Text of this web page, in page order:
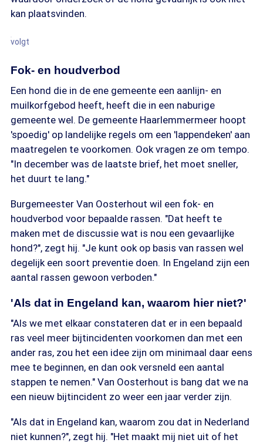
kan plaatsvinden.
volgt
Fok- en houdverbod
Een hond die in de ene gemeente een aanlijn- en
muilkorfgebod heeft, heeft die in een naburige
gemeente wel. De gemeente Haarlemmermeer hoopt
'spoedig' op landelijke regels om een 'lappendeken' aan
maatregelen te voorkomen. Ook vragen ze om tempo.
"In december was de laatste brief, het moet sneller,
het duurt te lang."
Burgemeester Van Oosterhout wil een fok- en
houdverbod voor bepaalde rassen. "Dat heeft te
maken met de discussie wat is nou een gevaarlijke
hond?", zegt hij. "Je kunt ook op basis van rassen wel
degelijk een soort preventie doen. In Engeland zijn een
aantal rassen gewoon verboden."
'Als dat in Engeland kan, waarom hier niet?'
"Als we met elkaar constateren dat er in een bepaald
ras veel meer bijtincidenten voorkomen dan met een
ander ras, zou het een idee zijn om minimaal daar eens
mee te beginnen, en dan ook versneld een aantal
stappen te nemen." Van Oosterhout is bang dat we na
een nieuw bijtincident zo weer een jaar verder zijn.
"Als dat in Engeland kan, waarom zou dat in Nederland
niet kunnen?", zegt hij. "Het maakt mij niet uit of het